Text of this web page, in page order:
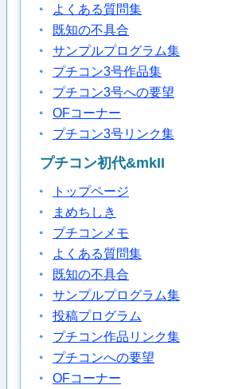
よくある質問集
既知の不具合
サンプルプログラム集
プチコン3号作品集
プチコン3号への要望
OFコーナー
プチコン3号リンク集
プチコン初代&mkII
トップページ
まめちしき
プチコンメモ
よくある質問集
既知の不具合
サンプルプログラム集
投稿プログラム
プチコン作品リンク集
プチコンへの要望
OFコーナー